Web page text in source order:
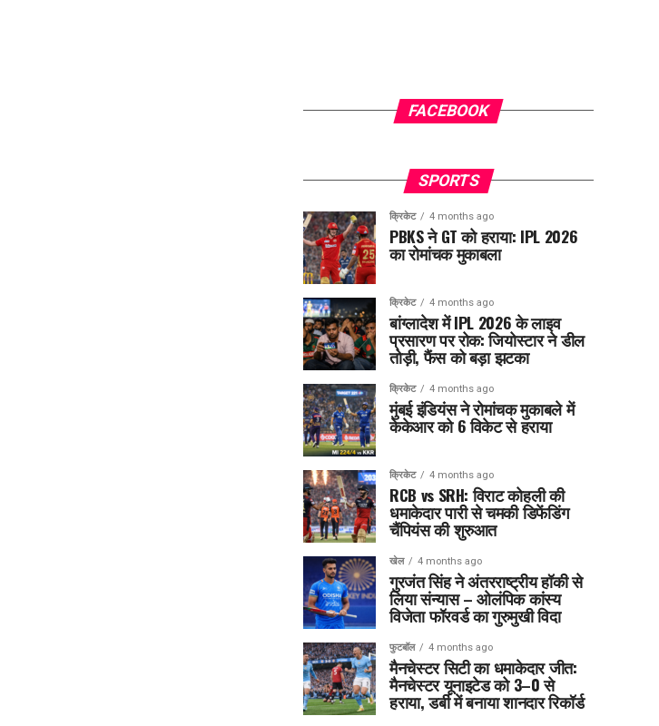
FACEBOOK
SPORTS
क्रिकेट 4 months ago
PBKS ने GT को हराया: IPL 2026
का रोमांचक मुकाबला
क्रिकेट 4 months ago
बांग्लादेश में IPL 2026 के लाइव
प्रसारण पर रोक: जियोस्टार ने डील
तोड़ी, फैंस को बड़ा झटका
क्रिकेट 4 months ago
मुंबई इंडियंस ने रोमांचक मुकाबले में
केकेआर को 6 विकेट से हराया
क्रिकेट 4 months ago
RCB vs SRH: विराट कोहली की
धमाकेदार पारी से चमकी डिफेंडिंग
चैंपियंस की शुरुआत
खेल 4 months ago
गुरजंत सिंह ने अंतरराष्ट्रीय हॉकी से
लिया संन्यास – ओलंपिक कांस्य
विजेता फॉरवर्ड का गुरुमुखी विदा
फुटबॉल 4 months ago
मैनचेस्टर सिटी का धमाकेदार जीत:
मैनचेस्टर यूनाइटेड को 3–0 से
हराया, डर्बी में बनाया शानदार रिकॉर्ड